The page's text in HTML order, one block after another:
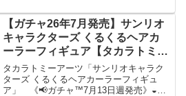
【ガチャ26年7月発売】サンリオ
キャラクターズ くるくるヘアカ
ーラーフィギュア【タカラトミー
アーツ】
タカラトミーアーツ「サンリオキャラク
ターズ くるくるヘアカーラーフィギュ
ア」 《📢ガチャ™7月13日週発売》◒サ